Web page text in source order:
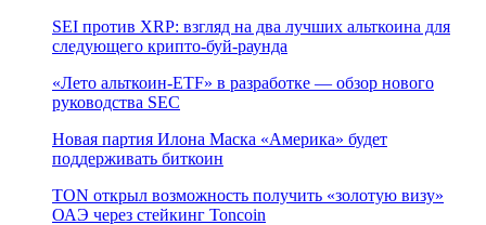
SEI против XRP: взгляд на два лучших альткоина для
следующего крипто-буй-раунда
«Лето альткоин-ETF» в разработке — обзор нового
руководства SEC
Новая партия Илона Маска «Америка» будет
поддерживать биткоин
TON открыл возможность получить «золотую визу»
ОАЭ через стейкинг Toncoin